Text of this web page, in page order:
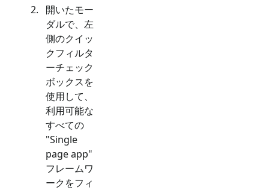
開いたモー
ダルで、左
側のクイッ
クフィルタ
ーチェック
ボックスを
使用して、
利用可能な
すべての
"Single
page app"
フレームワ
ークをフィ